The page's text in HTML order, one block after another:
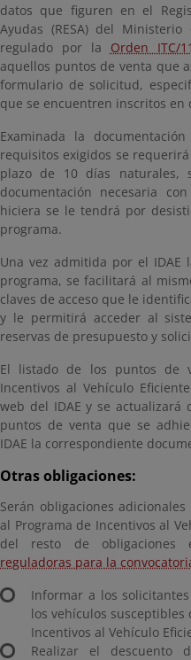
datos que figuren en el
Ayudas (RESA) del
regulado por la Orden ITC/
aquellos puntos de venta que
formulario de solicitud,
que se encuentren inscritos en
Examinada la
requisitos exigidos se
plazo de 10 días naturales,
documentación necesaria
hiciera se le tendrá por
programa.
Una vez admitida por el
programa, se facilitará al
claves de acceso que le
y le permitirá acceder al
reservas de presupuesto y
El listado de los puntos de
Incentivos al Vehículo
web del IDAE y se actualizará
puntos de venta que se
IDAE la correspondiente
Otras obligaciones:
Serán obligaciones
al Programa de Incentivos al
del resto de obligaciones
reguladoras para la
Informar a los
los vehículos susceptibles
Incentivos al Vehículo
Realizar el descuento